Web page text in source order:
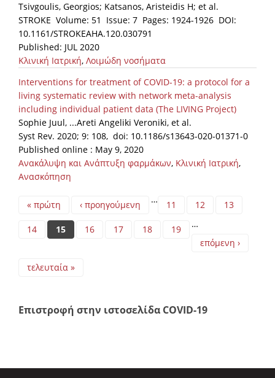
Tsivgoulis, Georgios; Katsanos, Aristeidis H; et al.
STROKE Volume: 51 Issue: 7 Pages: 1924-1926 DOI:
10.1161/STROKEAHA.120.030791
Published: JUL 2020
Κλινική Ιατρική, Λοιμώδη νοσήματα
Interventions for treatment of COVID-19: a protocol for a
living systematic review with network meta-analysis
including individual patient data (The LIVING Project)
Sophie Juul, ...Areti Angeliki Veroniki, et al.
Syst Rev. 2020; 9: 108, doi: 10.1186/s13643-020-01371-0
Published online : May 9, 2020
Ανακάλυψη και Ανάπτυξη φαρμάκων, Κλινική Ιατρική,
Ανασκόπηση
Pages
« πρώτη ‹ προηγούμενη … 11 12 13
14 15 16 17 18 19
…
επόμενη ›
τελευταία »
Επιστροφή στην ιστοσελίδα COVID-19